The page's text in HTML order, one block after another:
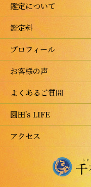
鑑定について
鑑定料
プロフィール
お客様の声
よくあるご質問
園田's LIFE
アクセス